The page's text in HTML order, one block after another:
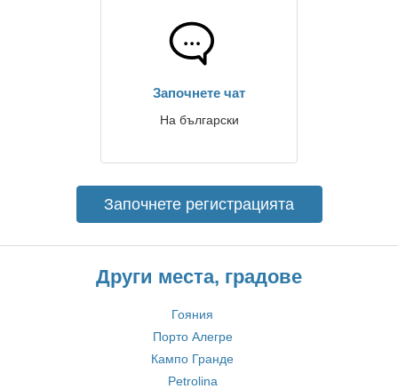
Започнете чат
На български
Започнете регистрацията
Други места, градове
Гояния
Порто Алегре
Кампо Гранде
Petrolina